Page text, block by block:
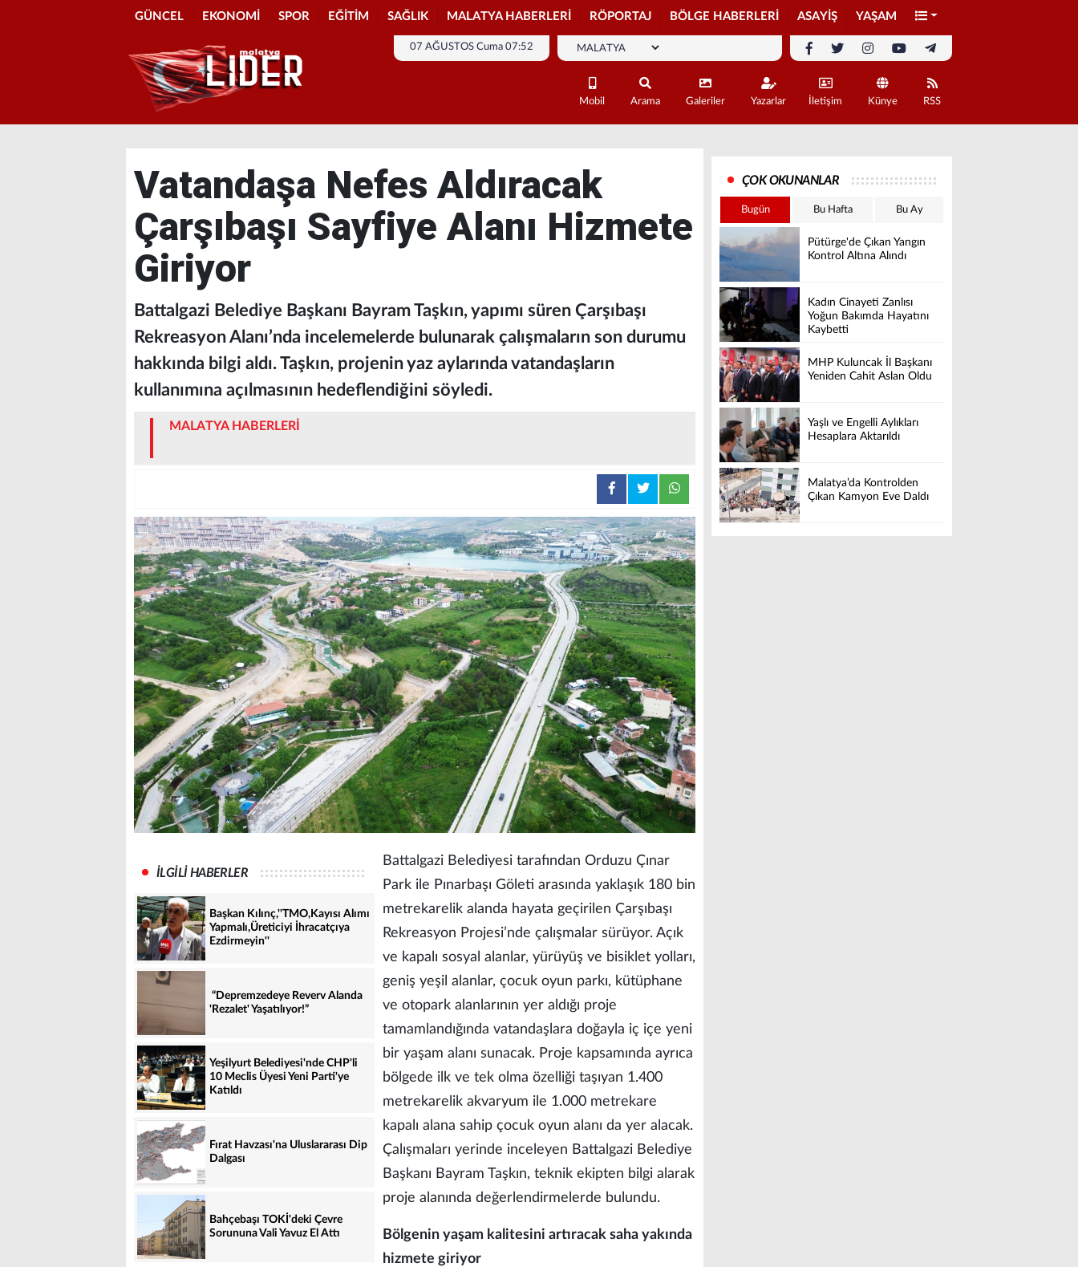
GÜNCEL EKONOMİ SPOR EĞİTİM SAĞLIK MALATYA HABERLERİ RÖPORTAJ BÖLGE HABERLERİ ASAYİŞ YAŞAM
07 AĞUSTOS Cuma 07:52
Mobil Arama Galeriler Yazarlar İletişim Künye RSS
Vatandaşa Nefes Aldıracak
Çarşıbaşı Sayfiye Alanı Hizmete
Giriyor
Battalgazi Belediye Başkanı Bayram Taşkın, yapımı süren Çarşıbaşı
Rekreasyon Alanı’nda incelemelerde bulunarak çalışmaların son durumu
hakkında bilgi aldı. Taşkın, projenin yaz aylarında vatandaşların
kullanımına açılmasının hedeflendiğini söyledi.
MALATYA HABERLERİ
İLGİLİ HABERLER
Başkan Kılınç,''TMO,Kayısı Alımı
Yapmalı,Üreticiyi İhracatçıya
Ezdirmeyin''
“Depremzedeye Reverv Alanda
'Rezalet' Yaşatılıyor!”
Yeşilyurt Belediyesi'nde CHP'li
10 Meclis Üyesi Yeni Parti'ye
Katıldı
Fırat Havzası'na Uluslararası Dip
Dalgası
Bahçebaşı TOKİ'deki Çevre
Sorununa Vali Yavuz El Attı
Battalgazi Belediyesi tarafından Orduzu Çınar
Park ile Pınarbaşı Göleti arasında yaklaşık 180 bin
metrekarelik alanda hayata geçirilen Çarşıbaşı
Rekreasyon Projesi’nde çalışmalar sürüyor. Açık
ve kapalı sosyal alanlar, yürüyüş ve bisiklet yolları,
geniş yeşil alanlar, çocuk oyun parkı, kütüphane
ve otopark alanlarının yer aldığı proje
tamamlandığında vatandaşlara doğayla iç içe yeni
bir yaşam alanı sunacak. Proje kapsamında ayrıca
bölgede ilk ve tek olma özelliği taşıyan 1.400
metrekarelik akvaryum ile 1.000 metrekare
kapalı alana sahip çocuk oyun alanı da yer alacak.
Çalışmaları yerinde inceleyen Battalgazi Belediye
Başkanı Bayram Taşkın, teknik ekipten bilgi alarak
proje alanında değerlendirmelerde bulundu.
Bölgenin yaşam kalitesini artıracak saha yakında
hizmete giriyor
ÇOK OKUNANLAR
Bugün Bu Hafta Bu Ay
Pütürge'de Çıkan Yangın
Kontrol Altına Alındı
Kadın Cinayeti Zanlısı
Yoğun Bakımda Hayatını
Kaybetti
MHP Kuluncak İl Başkanı
Yeniden Cahit Aslan Oldu
Yaşlı ve Engelli Aylıkları
Hesaplara Aktarıldı
Malatya’da Kontrolden
Çıkan Kamyon Eve Daldı